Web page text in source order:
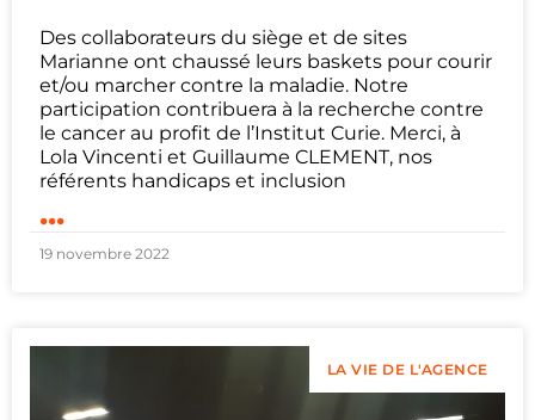
Des collaborateurs du siège et de sites
Marianne ont chaussé leurs baskets pour courir
et/ou marcher contre la maladie. Notre
participation contribuera à la recherche contre
le cancer au profit de l’Institut Curie. Merci, à
Lola Vincenti et Guillaume CLEMENT, nos
référents handicaps et inclusion
...
19 novembre 2022
LA VIE DE L'AGENCE